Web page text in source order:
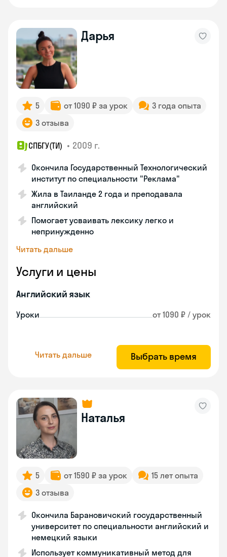
Дарья
5 от 1090 ₽ за урок
3 года опыта
3 отзыва
СПБГУ(ТИ) • 2009 г.
Окончила Государственный Технологический
институт по специальности "Реклама"
Жила в Таиланде 2 года и преподавала
английский
Помогает усваивать лексику легко и
непринужденно
Читать дальше
Услуги и цены
Английский язык
Уроки от 1090 ₽ / урок
Читать дальше Выбрать время
Наталья
5 от 1590 ₽ за урок
15 лет опыта
3 отзыва
Окончила Барановичский государственный
университет по специальности английский и
немецкий языки
Использует коммуникативный метод для